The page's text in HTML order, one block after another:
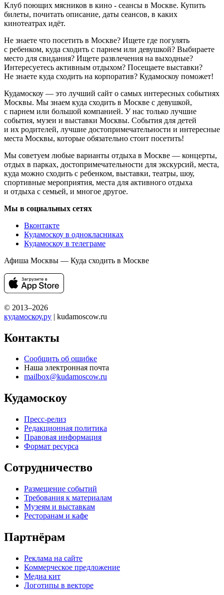
Клуб поющих мясников в кино - сеансы в Москве. Купить
билеты, почитать описание, даты сеансов, в каких
кинотеатрах идёт.
Не знаете что посетить в Москве? Ищете где погулять
с ребенком, куда сходить с парнем или девушкой? Выбираете
место для свидания? Ищете развлечения на выходные?
Интересуетесь активным отдыхом? Посещаете выставки?
Не знаете куда сходить на корпоратив? Кудамоскоу поможет!
Кудамоскоу — это лучший сайт о самых интересных событиях
Москвы. Мы знаем куда сходить в Москве с девушкой,
с парнем или большой компанией. У нас только лучшие
события, музеи и выставки Москвы. События для детей
и их родителей, лучшие достопримечательности и интересные
места Москвы, которые обязательно стоит посетить!
Мы советуем любые варианты отдыха в Москве — концерты,
отдых в парках, достопримечательности для экскурсий, места,
куда можно сходить с ребенком, выставки, театры, шоу,
спортивные мероприятия, места для активного отдыха
и отдыха с семьей, и многое другое.
Мы в социальных сетях
Вконтакте
Кудамоскоу в однокласниках
Кудамоскоу в телеграме
Афиша Москвы — Куда сходить в Москве
© 2013–2026
кудамоскоу.ру | kudamoscow.ru
Контакты
Сообщить об ошибке
Наша электронная почта
mailbox@kudamoscow.ru
Кудамоскоу
Пресс-релиз
Редакционная политика
Правовая информация
Формат ресурса
Сотрудничество
Размещение событий
Требования к материалам
Музеям и выставкам
Ресторанам и кафе
Партнёрам
Реклама на сайте
Коммерческое предложение
Медиа кит
Логотипы в векторе